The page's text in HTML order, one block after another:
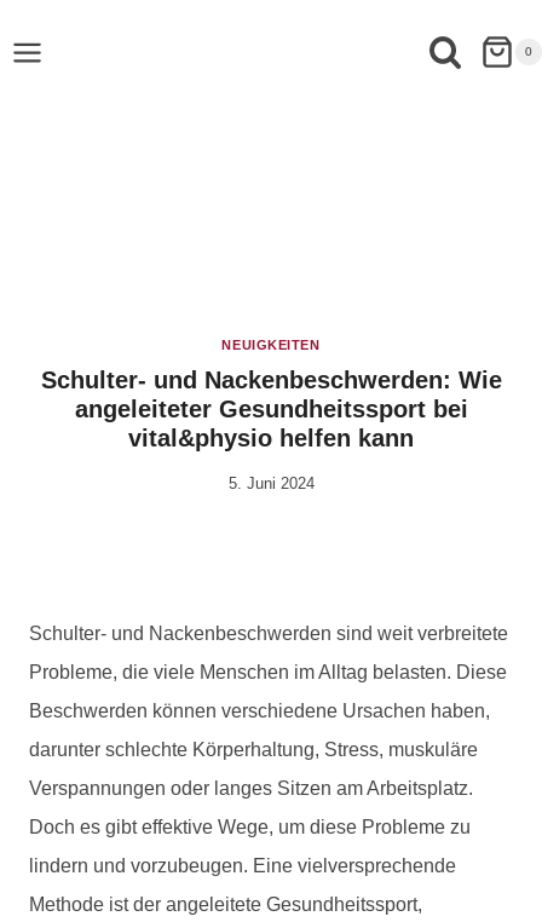
0
NEUIGKEITEN
Schulter- und Nackenbeschwerden: Wie
angeleiteter Gesundheitssport bei
vital&physio helfen kann
Von
5. Juni 2024
Schulter- und Nackenbeschwerden sind weit verbreitete
Probleme, die viele Menschen im Alltag belasten. Diese
Beschwerden können verschiedene Ursachen haben,
darunter schlechte Körperhaltung, Stress, muskuläre
Verspannungen oder langes Sitzen am Arbeitsplatz.
Doch es gibt effektive Wege, um diese Probleme zu
lindern und vorzubeugen. Eine vielversprechende
Methode ist der angeleitete Gesundheitssport,